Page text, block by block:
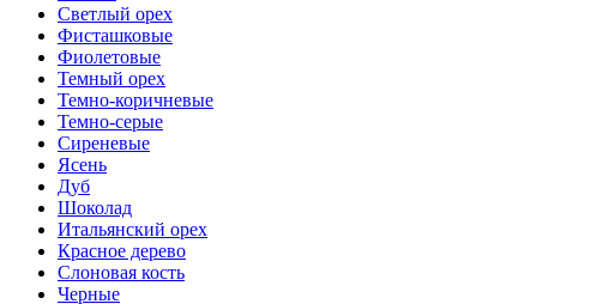
Светлый орех
Фисташковые
Фиолетовые
Темный орех
Темно-коричневые
Темно-серые
Сиреневые
Ясень
Дуб
Шоколад
Итальянский орех
Красное дерево
Слоновая кость
Черные